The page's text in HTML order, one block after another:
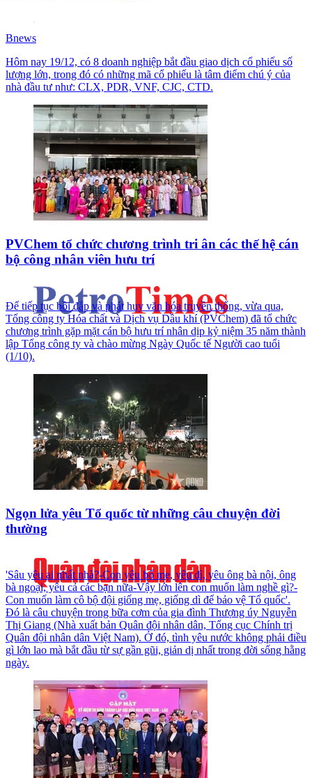
Bnews
Hôm nay 19/12, có 8 doanh nghiệp bắt đầu giao dịch cổ phiếu số
lượng lớn, trong đó có những mã cổ phiếu là tâm điểm chú ý của
nhà đầu tư như: CLX, PDR, VNF, CJC, CTD.
PVChem tổ chức chương trình tri ân các thế hệ cán
bộ công nhân viên hưu trí
Để tiếp tục bồi đắp và phát huy văn hóa truyền thống, vừa qua,
Tổng công ty Hóa chất và Dịch vụ Dầu khí (PVChem) đã tổ chức
chương trình gặp mặt cán bộ hưu trí nhân dịp kỷ niệm 35 năm thành
lập Tổng công ty và chào mừng Ngày Quốc tế Người cao tuổi
(1/10).
Ngọn lửa yêu Tổ quốc từ những câu chuyện đời
thường
'Sâu yêu ai nhất nhà?-Con yêu bố mẹ, yêu dì, yêu ông bà nội, ông
bà ngoại, yêu cả các bạn nữa-Vậy lớn lên con muốn làm nghề gì?-
Con muốn làm cô bộ đội giống mẹ, giống dì để bảo vệ Tổ quốc'.
Đó là câu chuyện trong bữa cơm của gia đình Thượng úy Nguyễn
Thị Giang (Nhà xuất bản Quân đội nhân dân, Tổng cục Chính trị
Quân đội nhân dân Việt Nam). Ở đó, tình yêu nước không phải điều
gì lớn lao mà bắt đầu từ sự gần gũi, giản dị nhất trong đời sống hằng
ngày.